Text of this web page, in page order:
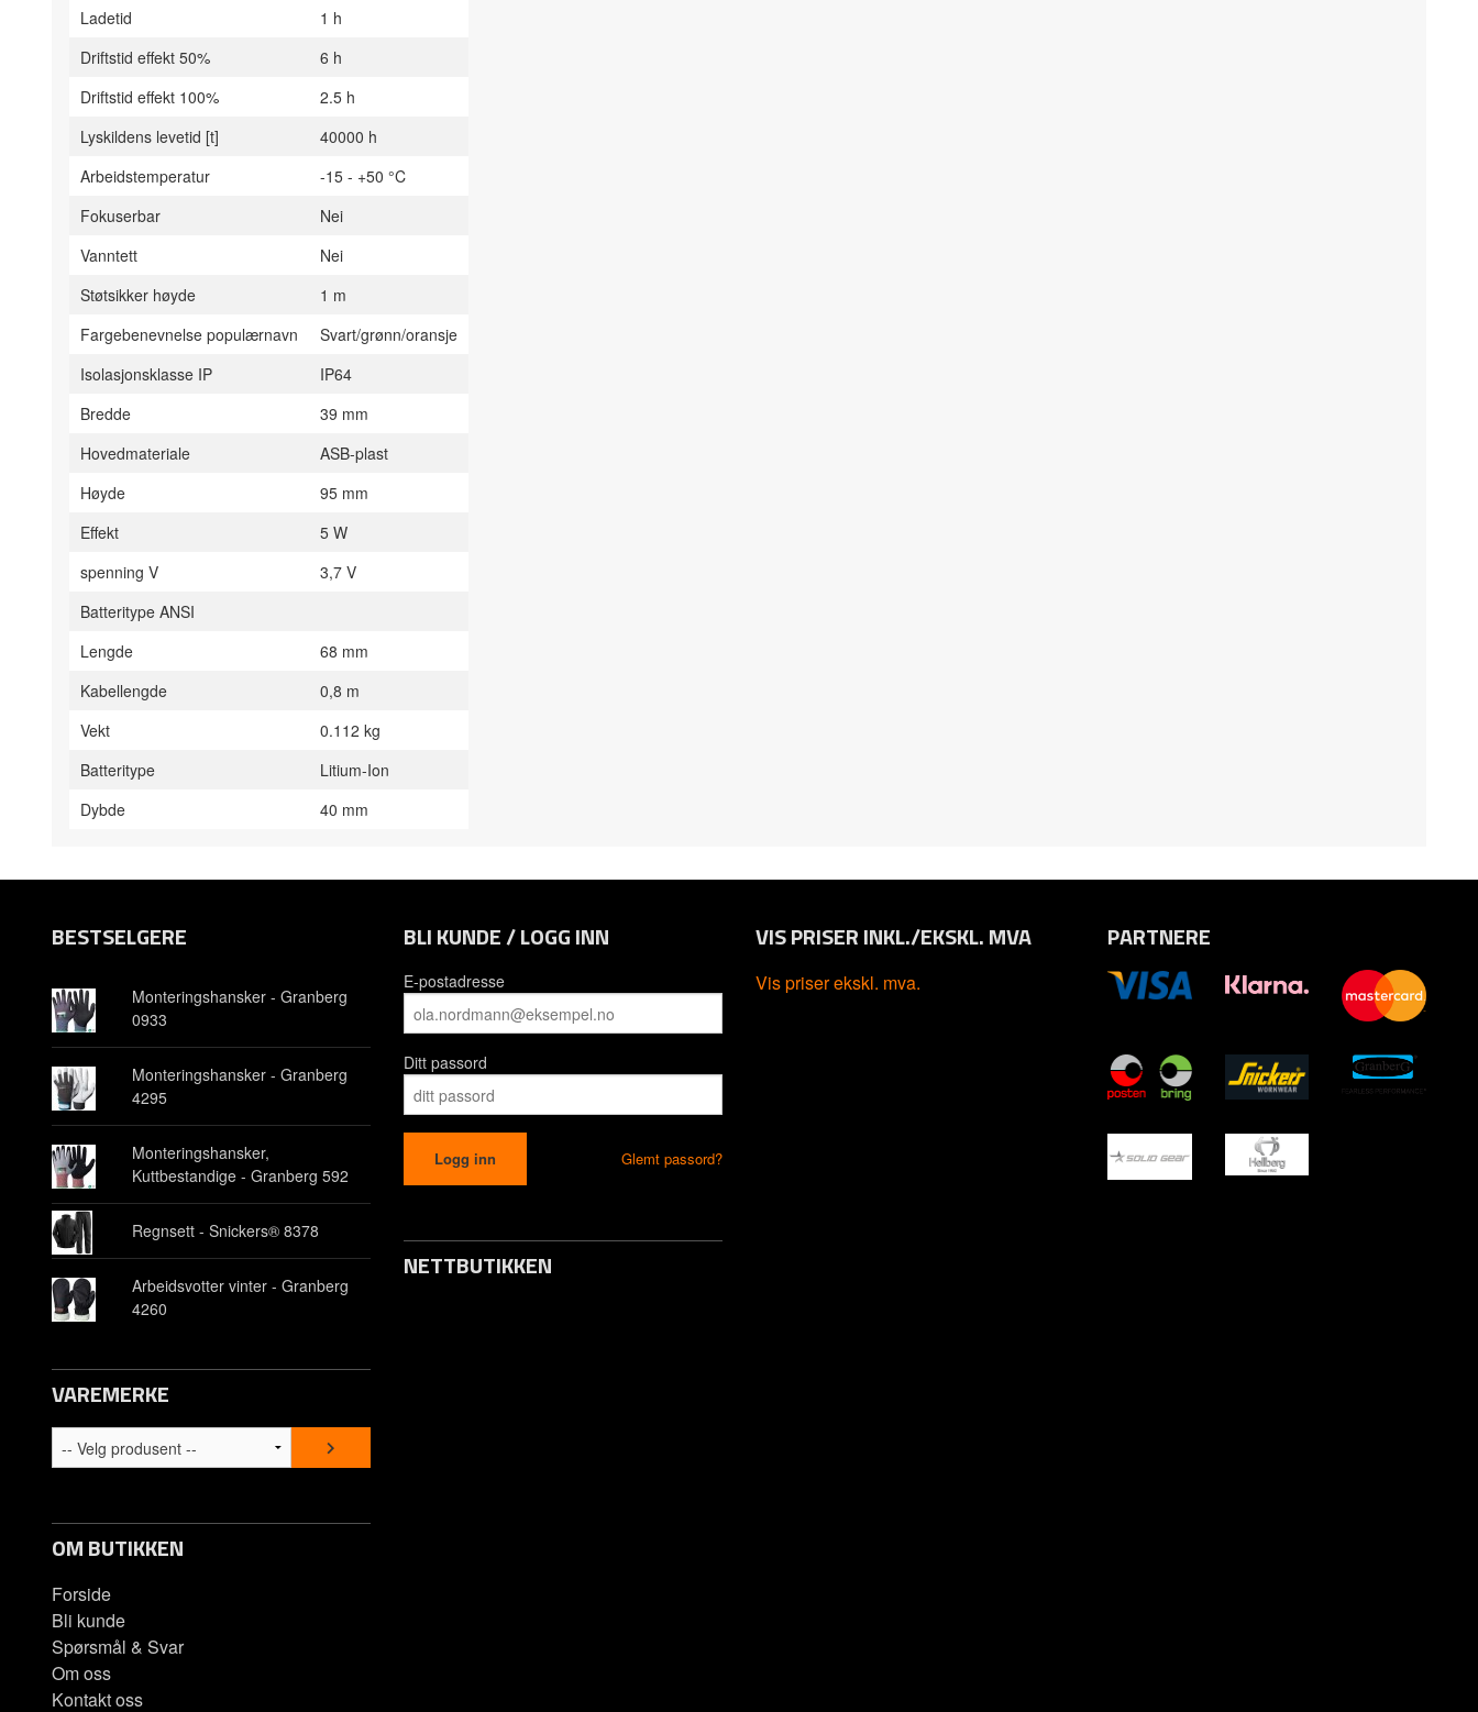
Ladetid
1 h
Driftstid effekt 50%
6 h
Driftstid effekt 100%
2.5 h
Lyskildens levetid [t]
40000 h
Arbeidstemperatur
-15 - +50 °C
Fokuserbar
Nei
Vanntett
Nei
Støtsikker høyde
1 m
Fargebenevnelse populærnavn
Svart/grønn/oransje
Isolasjonsklasse IP
IP64
Bredde
39 mm
Hovedmateriale
ASB-plast
Høyde
95 mm
Effekt
5 W
spenning V
3,7 V
Batteritype ANSI
Lengde
68 mm
Kabellengde
0,8 m
Vekt
0.112 kg
Batteritype
Litium-Ion
Dybde
40 mm
BESTSELGERE
Monteringshansker - Granberg
0933
Monteringshansker - Granberg
4295
Monteringshansker,
Kuttbestandige - Granberg 592
Regnsett - Snickers® 8378
Arbeidsvotter vinter - Granberg
4260
VAREMERKE
OM BUTIKKEN
Forside
Bli kunde
Spørsmål & Svar
Om oss
Kontakt oss
BLI KUNDE / LOGG INN
E-postadresse
Ditt passord
Glemt passord?
NETTBUTIKKEN
VIS PRISER INKL./EKSKL. MVA
Vis priser ekskl. mva.
PARTNERE